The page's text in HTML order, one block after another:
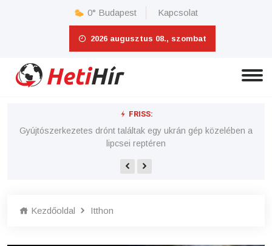
0° Budapest Kapcsolat
2026 augusztus 08., szombat
FRISS:
Gyújtószerkezetes drónt találtak egy ukrán gép közelében a
lipcsei reptéren
Kezdőoldal Itthon